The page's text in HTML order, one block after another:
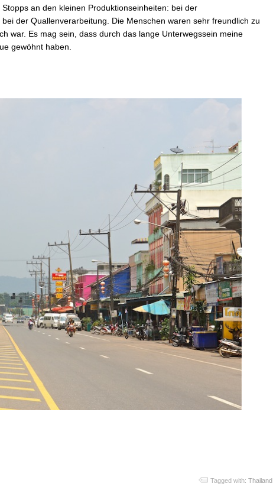
an den kleinen Produktionseinheiten: bei der
der Quallenverarbeitung. Die Menschen waren sehr freundlich zu
war. Es mag sein, dass durch das lange Unterwegssein meine
gewöhnt haben.
Tagged with:Thailand